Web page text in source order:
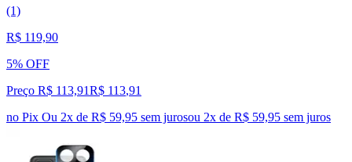
(1)
R$ 119,90
5% OFF
Preço R$ 113,91R$ 113,91
no Pix Ou 2x de R$ 59,95 sem jurosou 2x de R$ 59,95 sem juros